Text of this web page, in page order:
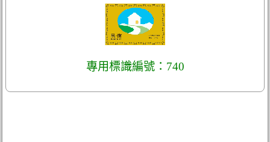
專用標識編號：740